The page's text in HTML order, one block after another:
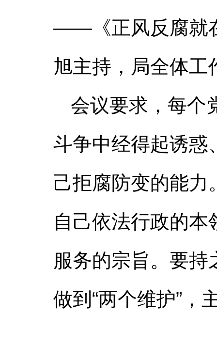
——《正风反腐就
旭主持，局全体工
会议要求，每个
斗争中经得起诱惑
己拒腐防变的能力
自己依法行政的
服务的宗旨。要持
做到“两个维护”，